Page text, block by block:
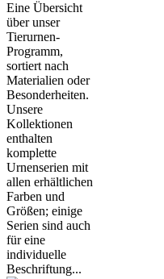
Eine Übersicht
über unser
Tierurnen-
Programm,
sortiert nach
Materialien oder
Besonderheiten.
Unsere
Kollektionen
enthalten
komplette
Urnenserien mit
allen erhältlichen
Farben und
Größen; einige
Serien sind auch
für eine
individuelle
Beschriftung...